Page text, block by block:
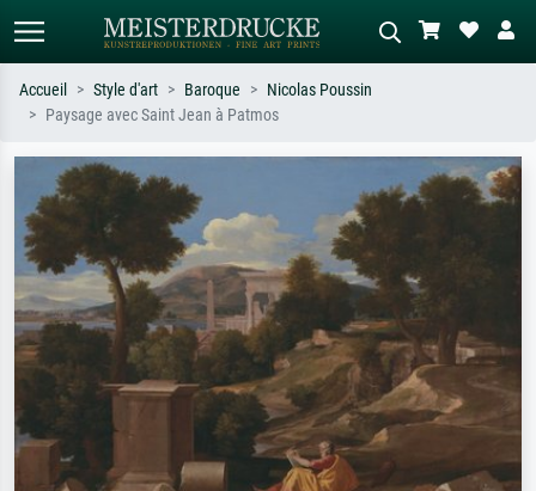
Recherchez par artiste, titre ou style –
ex. Monet, Nuit étoilée,
impressionnisme, vague de Hokusai,
Décrivez la scène – ex. prairie verte,
abstrait avec beaucoup de rouge,
tableau sombre, nu debout près d'un
Accueil Style d'art Baroque
Nicolas Poussin
Paysage avec Saint Jean à Patmos